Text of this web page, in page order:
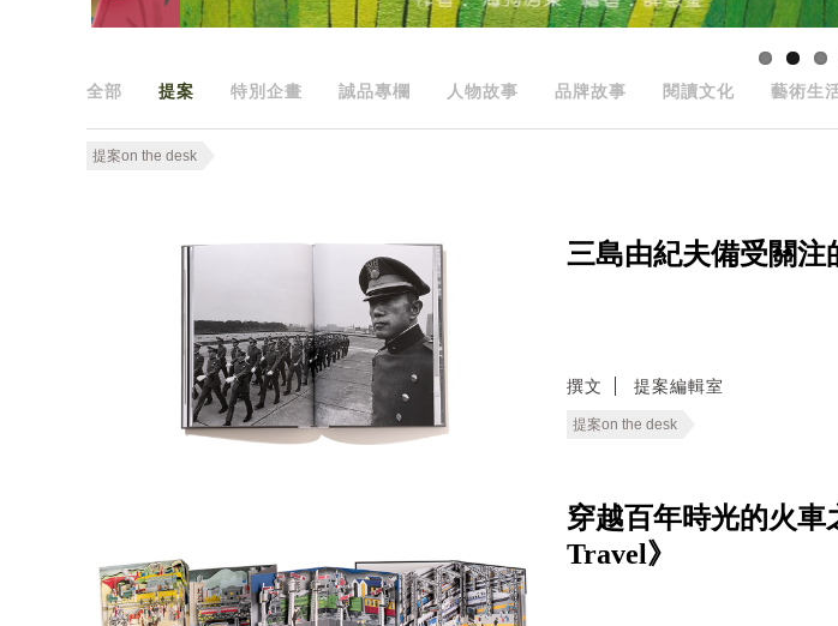
全部 提案 特別企畫 誠品專欄 人物故事 品牌故事 閱讀文化 藝術生
提案on the desk
三島由紀夫備受關注
撰文 提案編輯室
提案on the desk
穿越百年時光的火車
Travel》